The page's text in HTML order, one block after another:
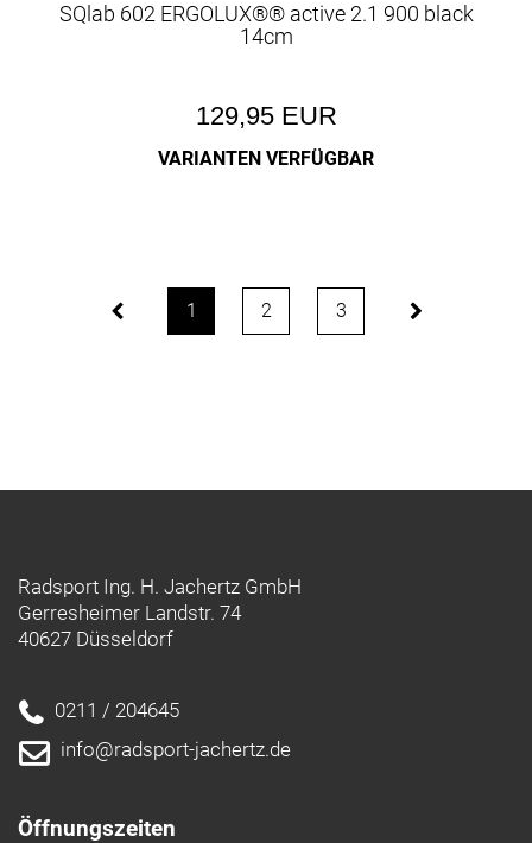
SQlab 602 ERGOLUX®® active 2.1 900 black
14cm
129,95 EUR
VARIANTEN VERFÜGBAR
1 2 3
Radsport Ing. H. Jachertz GmbH
Gerresheimer Landstr. 74
40627 Düsseldorf
0211 / 204645
info@radsport-jachertz.de
Öffnungszeiten